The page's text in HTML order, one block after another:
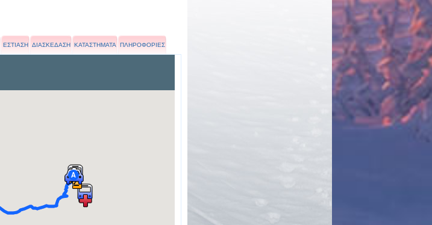
ΕΣΤΙΑΣΗ ΔΙΑΣΚΕΔΑΣΗ ΚΑΤΑΣΤΗΜΑΤΑ ΠΛΗΡΟΦΟΡΙΕΣ